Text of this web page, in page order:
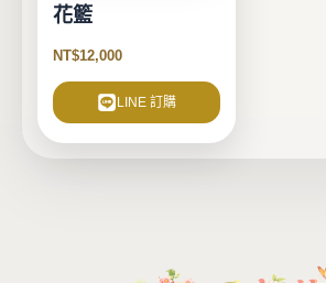
花籃
NT$12,000
LINE 訂購